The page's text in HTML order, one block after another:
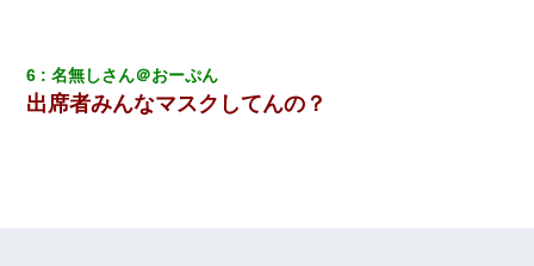
【クズ】昔、兄がお見合いして「ブスすぎｗｗｗ」と断った女性
6 名無しさん＠おーぷん
出席者みんなマスクしてんの？